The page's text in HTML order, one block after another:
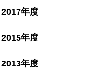
2017年度
2015年度
2013年度